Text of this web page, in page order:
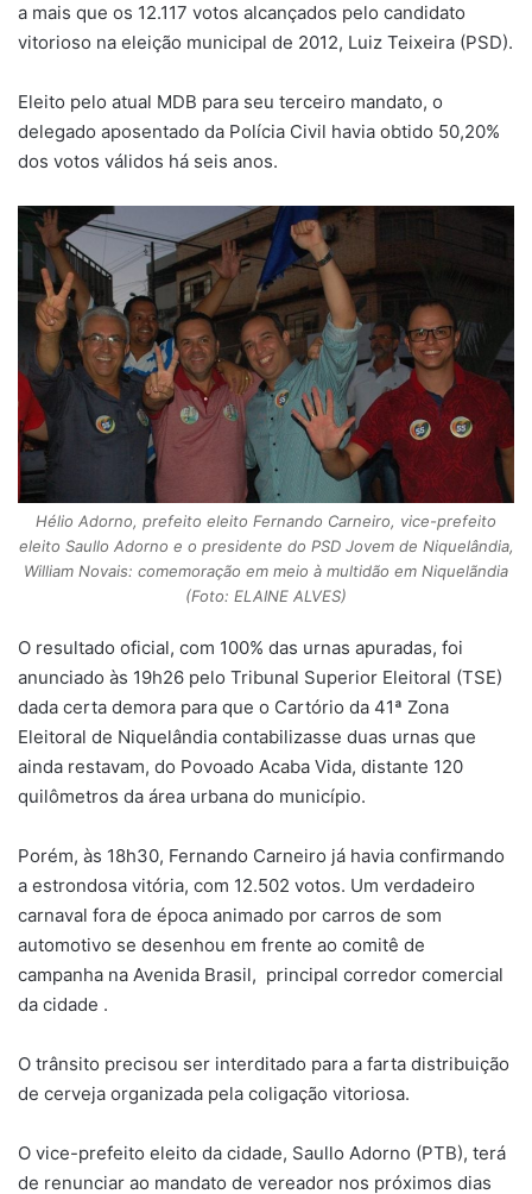
a mais que os 12.117 votos alcançados pelo candidato
vitorioso na eleição municipal de 2012, Luiz Teixeira (PSD).
Eleito pelo atual MDB para seu terceiro mandato, o
delegado aposentado da Polícia Civil havia obtido 50,20%
dos votos válidos há seis anos.
Hélio Adorno, prefeito eleito Fernando Carneiro, vice-prefeito
eleito Saullo Adorno e o presidente do PSD Jovem de Niquelândia,
William Novais: comemoração em meio à multidão em Niquelãndia
(Foto: ELAINE ALVES)
O resultado oficial, com 100% das urnas apuradas, foi
anunciado às 19h26 pelo Tribunal Superior Eleitoral (TSE)
dada certa demora para que o Cartório da 41ª Zona
Eleitoral de Niquelândia contabilizasse duas urnas que
ainda restavam, do Povoado Acaba Vida, distante 120
quilômetros da área urbana do município.
Porém, às 18h30, Fernando Carneiro já havia confirmando
a estrondosa vitória, com 12.502 votos. Um verdadeiro
carnaval fora de época animado por carros de som
automotivo se desenhou em frente ao comitê de
campanha na Avenida Brasil, principal corredor comercial
da cidade .
O trânsito precisou ser interditado para a farta distribuição
de cerveja organizada pela coligação vitoriosa.
O vice-prefeito eleito da cidade, Saullo Adorno (PTB), terá
de renunciar ao mandato de vereador nos próximos dias